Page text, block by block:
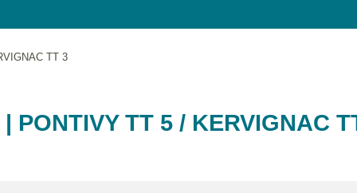
TT 3
PONTIVY TT 5 / KERVIGNAC